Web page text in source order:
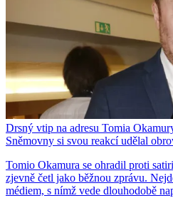
Drsný vtip na adresu Tomia
Sněmovny si svou reakcí udělal
Tomio Okamura se ohradil proti
zjevně četl jako běžnou zprávu.
médiem, s nímž vede dlouhodobě